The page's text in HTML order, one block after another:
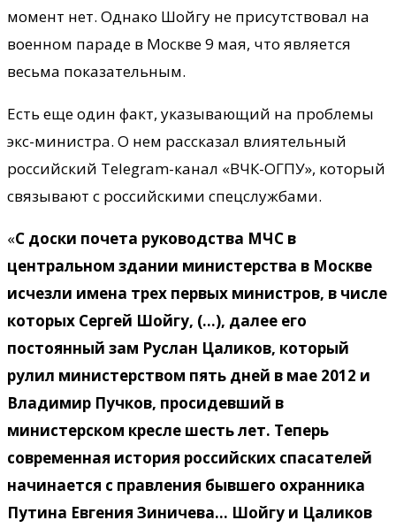
момент нет. Однако Шойгу не присутствовал на
военном параде в Москве 9 мая, что является
весьма показательным.
Есть еще один факт, указывающий на проблемы
экс-министра. О нем рассказал влиятельный
российский Telegram-канал «ВЧК-ОГПУ», который
связывают с российскими спецслужбами.
«С доски почета руководства МЧС в
центральном здании министерства в Москве
исчезли имена трех первых министров, в числе
которых Сергей Шойгу, (…), далее его
постоянный зам Руслан Цаликов, который
рулил министерством пять дней в мае 2012 и
Владимир Пучков, просидевший в
министерском кресле шесть лет. Теперь
современная история российских спасателей
начинается с правления бывшего охранника
Путина Евгения Зиничева… Шойгу и Цаликов